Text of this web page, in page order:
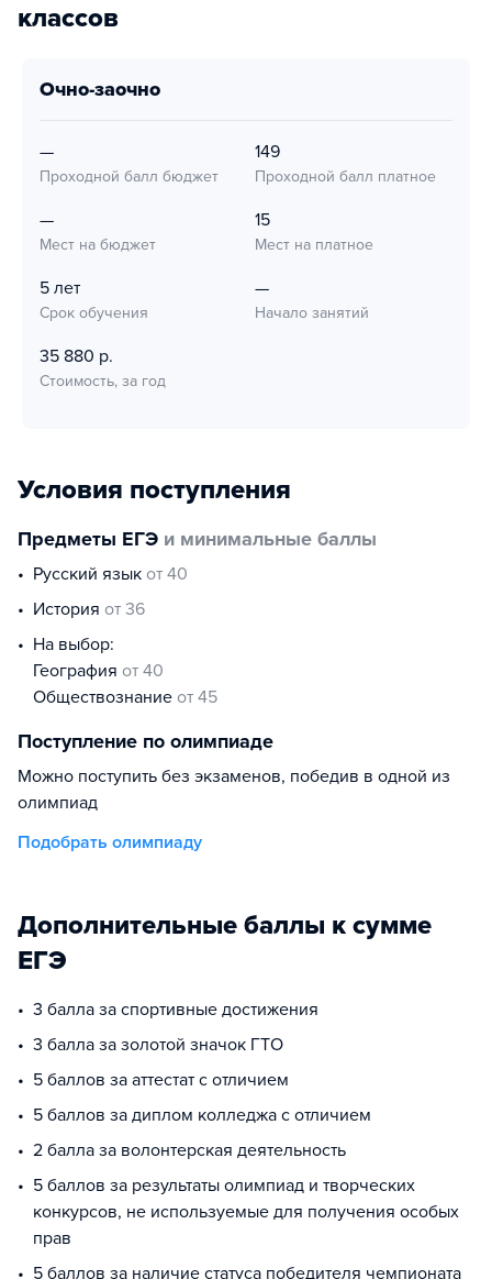
классов
очно-заочно
—
Проходной балл бюджет
149
Проходной балл платное
—
Мест на бюджет
15
Мест на платное
5 лет
Срок обучения
—
Начало занятий
35 880 р.
Стоимость, за год
Условия поступления
Предметы ЕГЭ и минимальные баллы
русский язык от 40
история от 36
На выбор:
география от 40
обществознание от 45
Поступление по олимпиаде
Можно поступить без экзаменов, победив в одной из
олимпиад
Подобрать олимпиаду
Дополнительные баллы к сумме
ЕГЭ
3 балла за спортивные достижения
3 балла за золотой значок ГТО
5 баллов за аттестат с отличием
5 баллов за диплом колледжа с отличием
2 балла за волонтерская деятельность
5 баллов за результаты олимпиад и творческих
конкурсов, не используемые для получения особых
прав
5 баллов за наличие статуса победителя чемпионата